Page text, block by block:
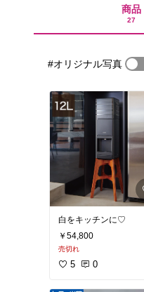
商品
27
#オリジナル写真
白をキッチンに♡
￥54,800
売切れ
5 0